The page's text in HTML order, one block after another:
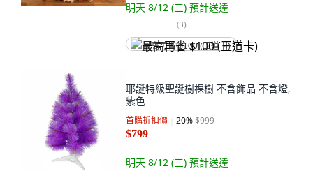
明天 8/12 (三) 預計送達
(3)
最高再省 $100 (王道卡)
耶誕特級聖誕樹裸樹 不含飾品 不含燈,
紫色
首購折扣價 20%$999
$799
明天 8/12 (三) 預計送達